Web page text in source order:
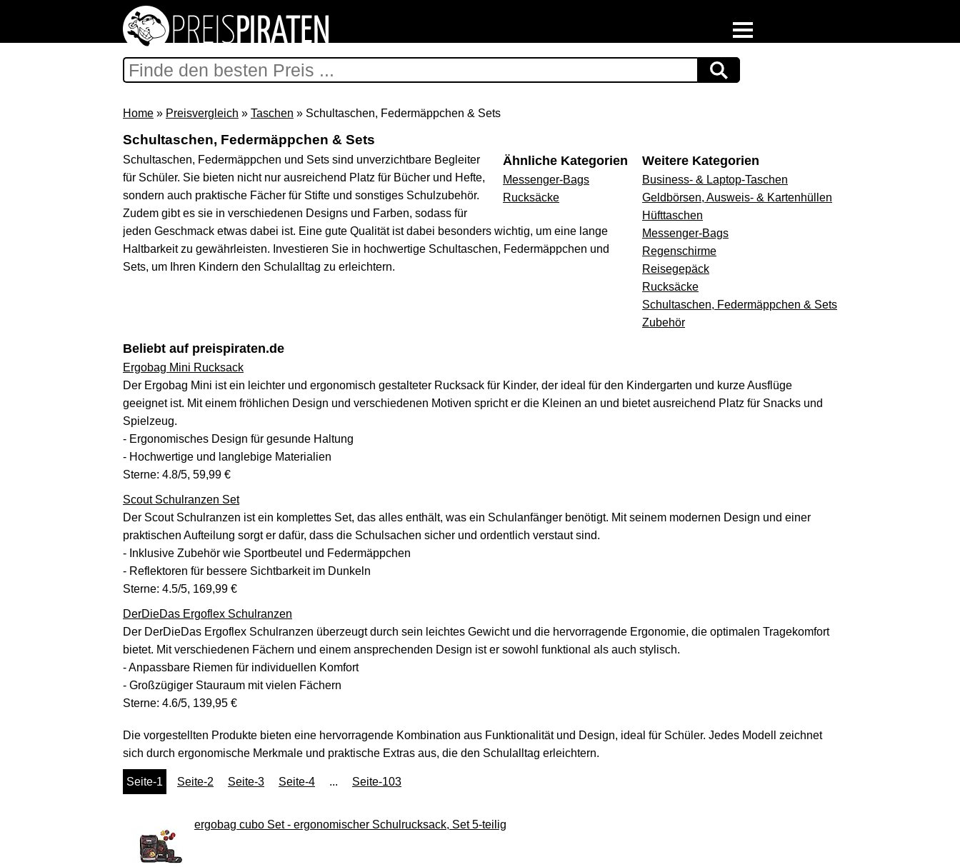
Support & Newsletter
Presse
Home » Preisvergleich » Taschen » Schultaschen, Federmäppchen & Sets
Schultaschen, Federmäppchen & Sets
Weitere Kategorien
Business- & Laptop-Taschen
Geldbörsen, Ausweis- & Kartenhüllen
Hüfttaschen
Messenger-Bags
Regenschirme
Reisegepäck
Rucksäcke
Schultaschen, Federmäppchen & Sets
Zubehör
Ähnliche Kategorien
Messenger-Bags
Rucksäcke
Schultaschen, Federmäppchen und Sets sind unverzichtbare Begleiter
für Schüler. Sie bieten nicht nur ausreichend Platz für Bücher und Hefte,
sondern auch praktische Fächer für Stifte und sonstiges Schulzubehör.
Zudem gibt es sie in verschiedenen Designs und Farben, sodass für
jeden Geschmack etwas dabei ist. Eine gute Qualität ist dabei besonders wichtig, um eine lange
Haltbarkeit zu gewährleisten. Investieren Sie in hochwertige Schultaschen, Federmäppchen und
Sets, um Ihren Kindern den Schulalltag zu erleichtern.
Beliebt auf preispiraten.de
Ergobag Mini Rucksack
Der Ergobag Mini ist ein leichter und ergonomisch gestalteter Rucksack für Kinder, der ideal für den Kindergarten und kurze Ausflüge
geeignet ist. Mit einem fröhlichen Design und verschiedenen Motiven spricht er die Kleinen an und bietet ausreichend Platz für Snacks und
Spielzeug.
- Ergonomisches Design für gesunde Haltung
- Hochwertige und langlebige Materialien
Sterne: 4.8/5, 59,99 €
Scout Schulranzen Set
Der Scout Schulranzen ist ein komplettes Set, das alles enthält, was ein Schulanfänger benötigt. Mit seinem modernen Design und einer
praktischen Aufteilung sorgt er dafür, dass die Schulsachen sicher und ordentlich verstaut sind.
- Inklusive Zubehör wie Sportbeutel und Federmäppchen
- Reflektoren für bessere Sichtbarkeit im Dunkeln
Sterne: 4.5/5, 169,99 €
DerDieDas Ergoflex Schulranzen
Der DerDieDas Ergoflex Schulranzen überzeugt durch sein leichtes Gewicht und die hervorragende Ergonomie, die optimalen Tragekomfort
bietet. Mit verschiedenen Fächern und einem ansprechenden Design ist er sowohl funktional als auch stylisch.
- Anpassbare Riemen für individuellen Komfort
- Großzügiger Stauraum mit vielen Fächern
Sterne: 4.6/5, 139,95 €
Die vorgestellten Produkte bieten eine hervorragende Kombination aus Funktionalität und Design, ideal für Schüler. Jedes Modell zeichnet
sich durch ergonomische Merkmale und praktische Extras aus, die den Schulalltag erleichtern.
Seite-1 Seite-2 Seite-3 Seite-4 ... Seite-103
ergobag cubo Set - ergonomischer Schulrucksack, Set 5-teilig